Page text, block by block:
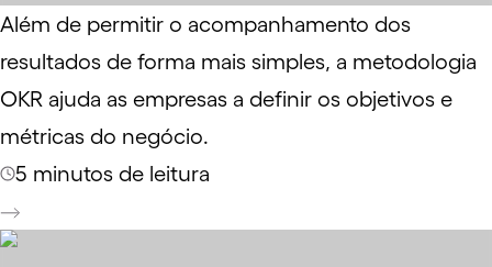
Além de permitir o acompanhamento dos
resultados de forma mais simples, a metodologia
OKR ajuda as empresas a definir os objetivos e
métricas do negócio.
5 minutos de leitura